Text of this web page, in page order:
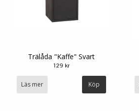
Trälåda "Kaffe" Svart
129 kr
Läs mer